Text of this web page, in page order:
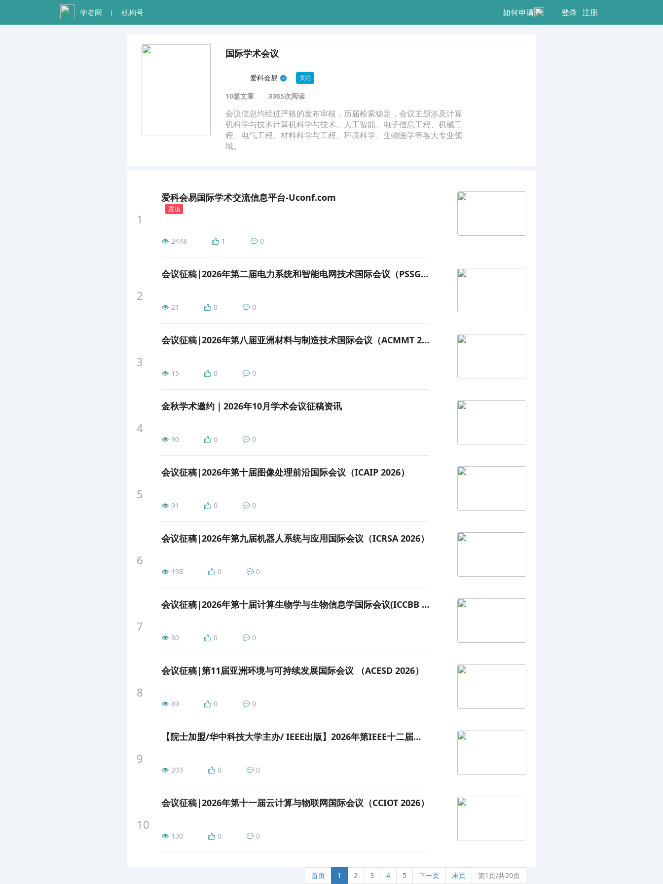
学者网 | 机构号 如何申请 登录 注册
国际学术会议
爱科会易 关注
10篇文章 3365次阅读
会议信息均经过严格的发布审核，历届检索稳定，会议主题涉及计算
机科学与技术计算机科学与技术、人工智能、电子信息工程、机械工
程、电气工程、材料科学与工程、环境科学、生物医学等各大专业领
域。
1
爱科会易国际学术交流信息平台-Uconf.com
置顶
2448 1 0
2
会议征稿|2026年第二届电力系统和智能电网技术国际会议（PSSGT 2026）
21 0 0
3
会议征稿|2026年第八届亚洲材料与制造技术国际会议（ACMMT 2026）
15 0 0
4
金秋学术邀约｜2026年10月学术会议征稿资讯
90 0 0
5
会议征稿|2026年第十届图像处理前沿国际会议（ICAIP 2026）
91 0 0
6
会议征稿|2026年第九届机器人系统与应用国际会议（ICRSA 2026）
198 0 0
7
会议征稿|2026年第十届计算生物学与生物信息学国际会议(ICCBB 2026)
80 0 0
8
会议征稿|第11届亚洲环境与可持续发展国际会议 （ACESD 2026）
89 0 0
9
【院士加盟/华中科技大学主办/ IEEE出版】2026年第IEEE十二届控制科学与系统工程国际会议（ICCSSE）
203 0 0
10
会议征稿|2026年第十一届云计算与物联网国际会议（CCIOT 2026）
130 0 0
首页 1 2 3 4 5 下一页 末页 第1页/共20页